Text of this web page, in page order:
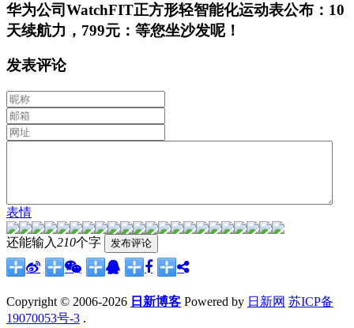
华为公司WatchFIT正方形轻智能化运动表公布：10
天续航力，799元：等您坐沙发呢！
发表评论
表情
还能输入210个字
Copyright © 2006-2026 日新博客 Powered by 日新网 苏ICP备
19070053号-3 .